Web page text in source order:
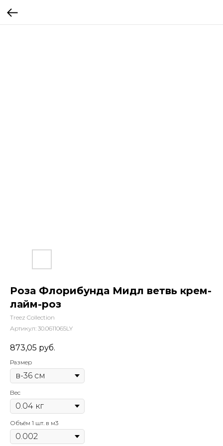
Роза Флорибунда Мидл ветвь крем-
лайм-роз
Treez Collection
Артикул: 30.0611065LY
873,05 руб.
Размер
Вес
Объём 1 шт. в м3